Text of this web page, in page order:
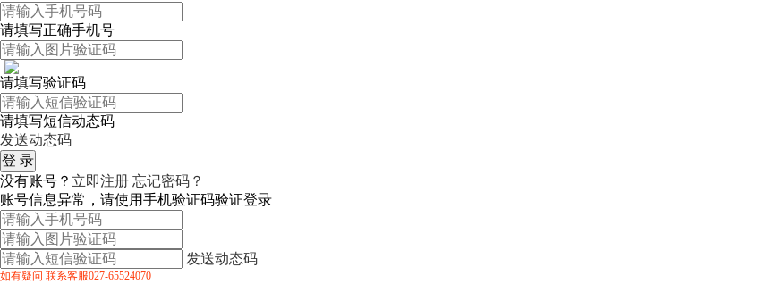
请填写正确手机号
请填写验证码
请填写短信动态码
发送动态码
没有账号？ 立即注册 忘记密码？
账号信息异常，请使用手机验证码验证登录
发送动态码
如有疑问 联系客服027-65524070